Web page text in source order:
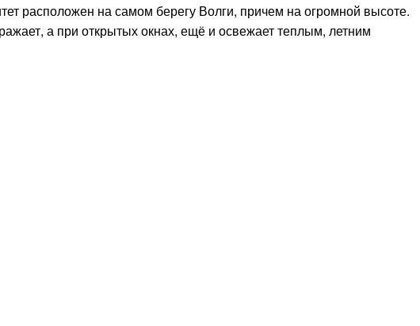
расположен на самом берегу Волги, причем на огромной высоте.
а при открытых окнах, ещё и освежает теплым, летним